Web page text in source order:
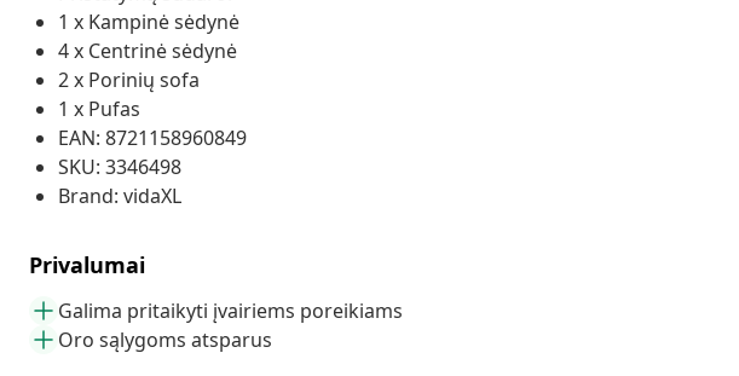
1 x Kampinė sėdynė
4 x Centrinė sėdynė
2 x Porinių sofa
1 x Pufas
EAN: 8721158960849
SKU: 3346498
Brand: vidaXL
Privalumai
Galima pritaikyti įvairiems poreikiams
Oro sąlygoms atsparus